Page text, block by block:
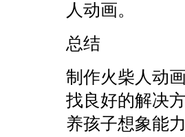
人动画。
总结
制作火柴人动
找良好的解决
养孩子想象能